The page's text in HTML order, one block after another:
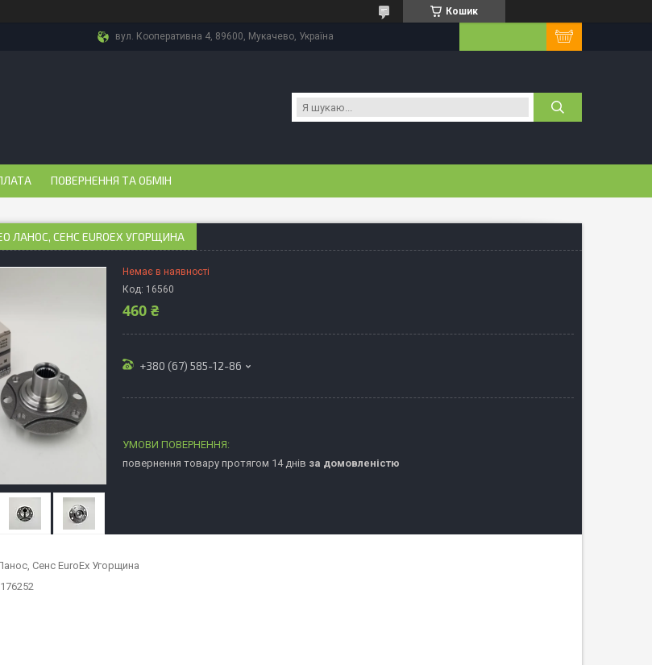
Кошик
вул. Кооперативна 4, 89600, Мукачево, Україна
ПОВЕРНЕННЯ ТА ОБМІН
ЛАНОС, СЕНС EUROEX УГОРЩИНА
Немає в наявності
Код: 16560
460 ₴
+380 (67) 585-12-86
повернення товару протягом 14 днів за домовленістю
Сенс EuroEx Угорщина